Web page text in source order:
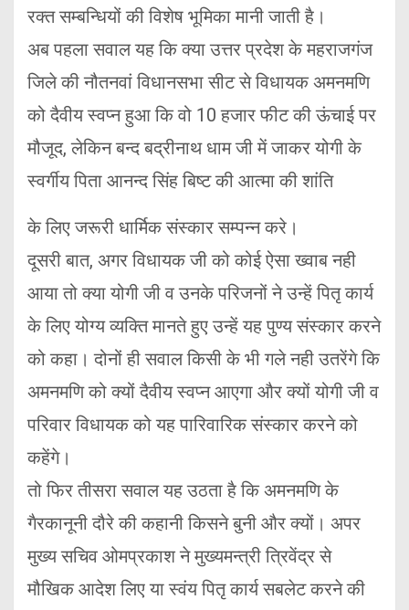
रक्त सम्बन्धियों की विशेष भूमिका मानी जाती है।
अब पहला सवाल यह कि क्या उत्तर प्रदेश के महराजगंज
जिले की नौतनवां विधानसभा सीट से विधायक अमनमणि
को दैवीय स्वप्न हुआ कि वो 10 हजार फीट की ऊंचाई पर
मौजूद, लेकिन बन्द बद्रीनाथ धाम जी में जाकर योगी के
स्वर्गीय पिता आनन्द सिंह बिष्ट की आत्मा की शांति
के लिए जरूरी धार्मिक संस्कार सम्पन्न करे।
दूसरी बात, अगर विधायक जी को कोई ऐसा ख्वाब नही
आया तो क्या योगी जी व उनके परिजनों ने उन्हें पितृ कार्य
के लिए योग्य व्यक्ति मानते हुए उन्हें यह पुण्य संस्कार करने
को कहा। दोनों ही सवाल किसी के भी गले नही उतरेंगे कि
अमनमणि को क्यों दैवीय स्वप्न आएगा और क्यों योगी जी व
परिवार विधायक को यह पारिवारिक संस्कार करने को
कहेंगे।
तो फिर तीसरा सवाल यह उठता है कि अमनमणि के
गैरकानूनी दौरे की कहानी किसने बुनी और क्यों। अपर
मुख्य सचिव ओमप्रकाश ने मुख्यमन्त्री त्रिवेंद्र से
मौखिक आदेश लिए या स्वंय पितृ कार्य सबलेट करने की